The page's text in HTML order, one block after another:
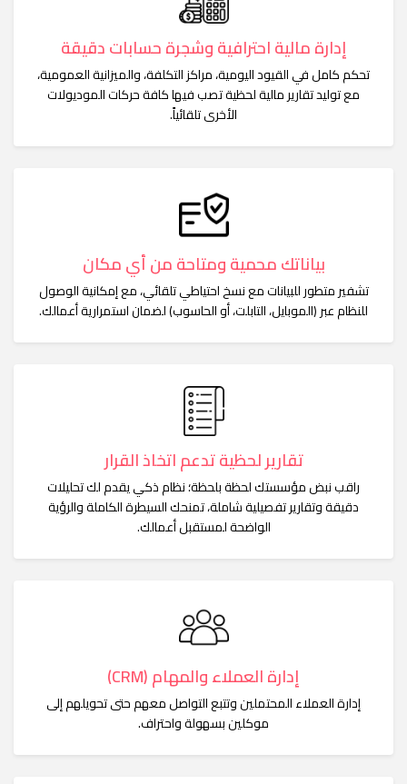
إدارة مالية احترافية وشجرة حسابات دقيقة
تحكم كامل في القيود اليومية، مراكز التكلفة، والميزانية العمومية،
مع توليد تقارير مالية لحظية تصب فيها كافة حركات الموديولات
الأخرى تلقائياً.
بياناتك محمية ومتاحة من أي مكان
تشفير متطور للبيانات مع نسخ احتياطي تلقائي، مع إمكانية الوصول
للنظام عبر (الموبايل، التابلت، أو الحاسوب) لضمان استمرارية أعمالك.
تقارير لحظية تدعم اتخاذ القرار
راقب نبض مؤسستك لحظة بلحظة؛ نظام ذكي يقدم لك تحليلات
دقيقة وتقارير تفصيلية شاملة، تمنحك السيطرة الكاملة والرؤية
الواضحة لمستقبل أعمالك.
إدارة العملاء والمهام (CRM)
إدارة العملاء المحتملين وتتبع التواصل معهم حتى تحويلهم إلى
موكلين بسهولة واحتراف.